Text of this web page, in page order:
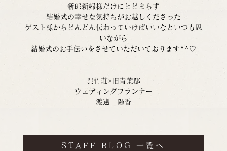
新郎新婦様だけにとどまらず
結婚式の幸せな気持ちがお越しくださった
ゲスト様からどんどん伝わっていけばいいなといつも思
いながら
結婚式のお手伝いをさせていただいております^^♡
呉竹荘×旧青葉邸
ウェディングプランナー
渡邊　陽香
STAFF BLOG 一覧へ